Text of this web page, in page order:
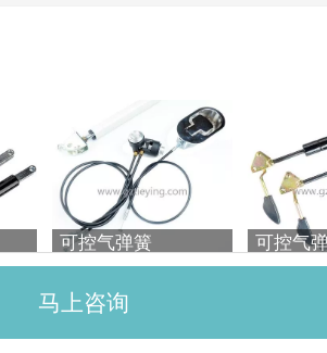
可控气弹簧 可控气
马上咨询